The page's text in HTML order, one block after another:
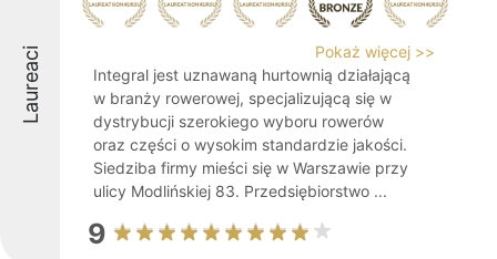
Laureaci
Pokaż więcej >>
Integral jest uznawaną hurtownią działającą
w branży rowerowej, specjalizującą się w
dystrybucji szerokiego wyboru rowerów
oraz części o wysokim standardzie jakości.
Siedziba firmy mieści się w Warszawie przy
ulicy Modlińskiej 83. Przedsiębiorstwo ...
9